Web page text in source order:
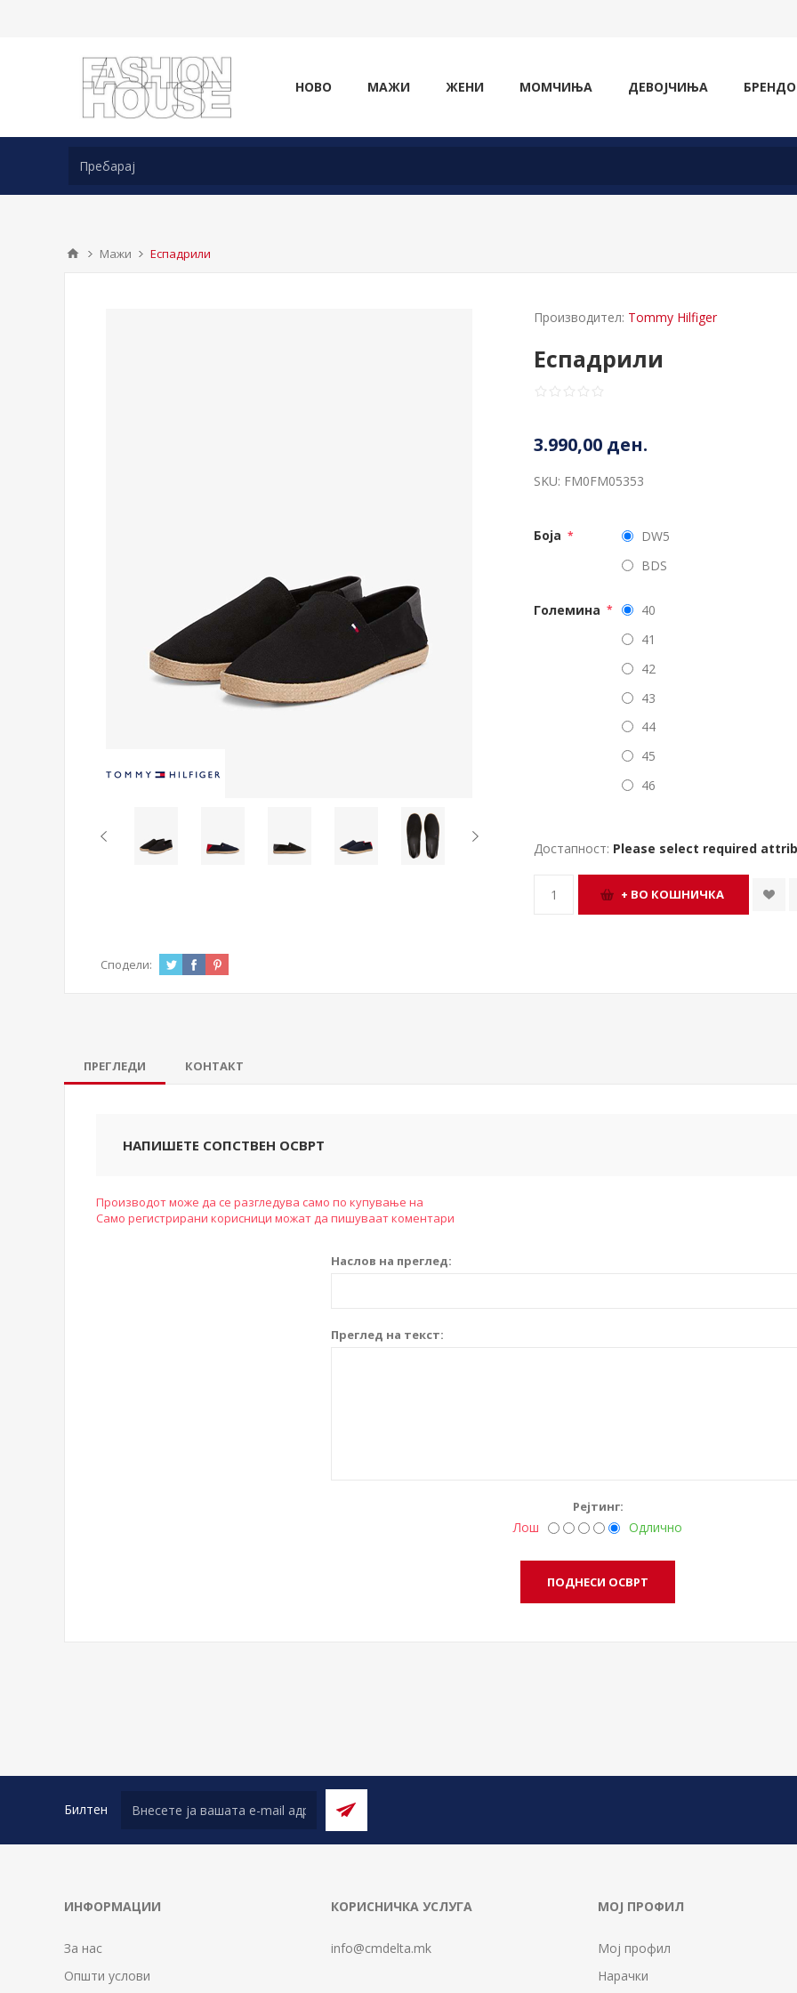
НОВО МАЖИ ЖЕНИ МОМЧИЊА ДЕВОЈЧИЊА
Мажи Еспадрили
Производител: Tommy Hilfiger
Еспадрили
3.990,00 ден.
SKU: FM0FM05353
Боја *
DW5
BDS
Големина *
40
41
42
43
44
45
46
Достапност: Please select required
Сподели:
ПРЕГЛЕДИ КОНТАКТ
НАПИШЕТЕ СОПСТВЕН ОСВРТ
Производот може да се разгледува само по купување на
Само регистрирани корисници можат да пишуваат коментари
Наслов на преглед:
Преглед на текст:
Рејтинг:
Лош Одлично
Билтен
ИНФОРМАЦИИ
За нас
Општи услови
КОРИСНИЧКА УСЛУГА
info@cmdelta.mk
МОЈ ПРОФИЛ
Мој профил
Нарачки